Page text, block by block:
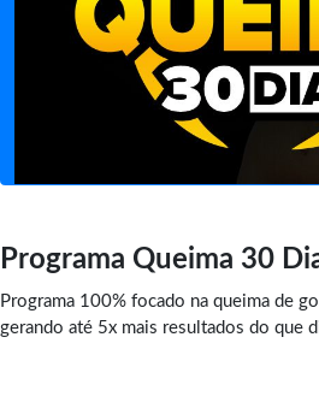
Programa Queima 30
Programa 100% focado na queima de
gerando até 5x mais resultados do que